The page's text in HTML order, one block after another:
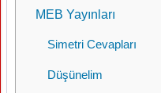
MEB Yayınları
Simetri Cevapları
Düşünelim